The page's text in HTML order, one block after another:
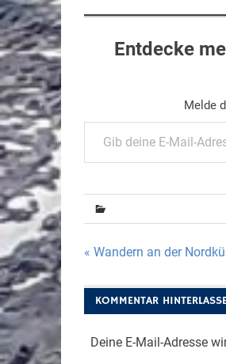
Entdecke
Melde
Gib deine E-Mail-Adresse ein ...
« Wandern an der
KOMMENTAR
Deine E-Mail-Adresse